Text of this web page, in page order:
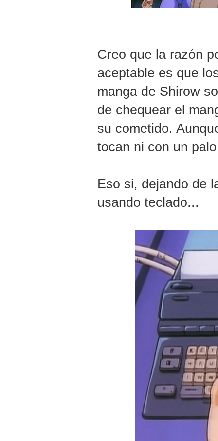
Creo que la razón
aceptable es que
manga de Shirow
de chequear el
su cometido.
tocan ni con un
Eso si, dejando de
usando teclado...